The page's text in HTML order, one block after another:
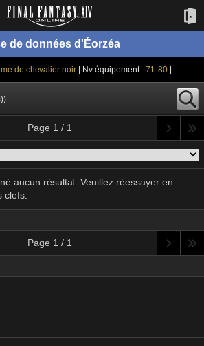
de données d'Éorzéa
de chevalier noir | Nv équipement :71-80|
Page 1 / 1
aucun résultat. Veuillez réessayer en
clefs.
Page 1 / 1